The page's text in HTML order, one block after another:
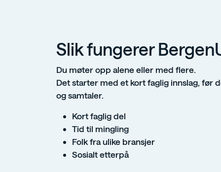
Slik fungerer
Du møter opp alene eller med flere.
Det starter med et kort faglig innslag, før
og samtaler.
Kort faglig del
Tid til mingling
Folk fra ulike bransjer
Sosialt etterpå